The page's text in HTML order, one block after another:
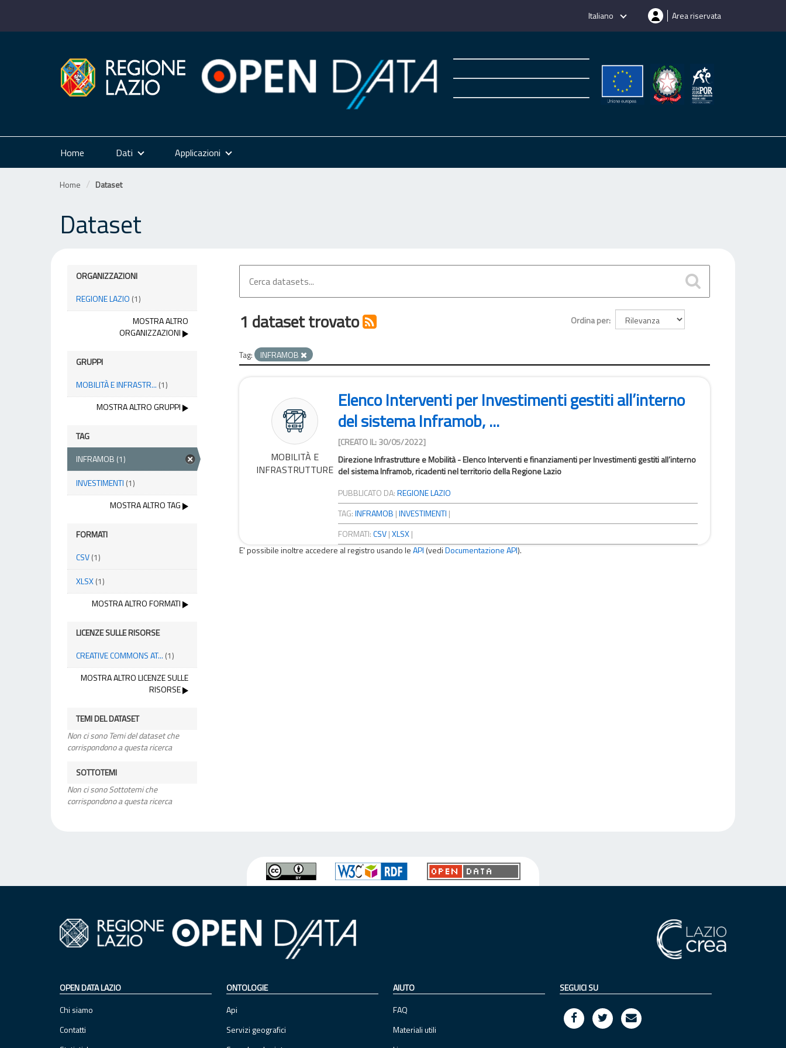
Italiano Area riservata
Home Dati Applicazioni
Home Dataset
Dataset
ORGANIZZAZIONI
REGIONE LAZIO (1)
MOSTRA ALTRO
ORGANIZZAZIONI
GRUPPI
MOBILITÀ E INFRASTR... (1)
MOSTRA ALTRO GRUPPI
TAG
INFRAMOB (1)
INVESTIMENTI (1)
MOSTRA ALTRO TAG
FORMATI
CSV(1)
XLSX(1)
MOSTRA ALTRO FORMATI
LICENZE SULLE RISORSE
CREATIVE COMMONS AT... (1)
MOSTRA ALTRO LICENZE SULLE
RISORSE
TEMI DEL DATASET
Non ci sono Temi del dataset che
corrispondono a questa ricerca
SOTTOTEMI
Non ci sono Sottotemi che
corrispondono a questa ricerca
Ordina per
1 dataset trovato
Tag: INFRAMOB
MOBILITÀ E
INFRASTRUTTURE
Elenco Interventi per Investimenti gestiti all’interno
del sistema Inframob, ...
[CREATO IL: 30/05/2022]
Direzione Infrastrutture e Mobilità - Elenco Interventi e finanziamenti per Investimenti gestiti all’interno
del sistema Inframob, ricadenti nel territorio della Regione Lazio
PUBBLICATO DA:REGIONE LAZIO
TAG:INFRAMOB |INVESTIMENTI |
FORMATI:CSV |XLSX |
E' possibile inoltre accedere al registro usando leAPI (vediDocumentazione API).
OPEN DATA LAZIO
Chi siamo
Contatti
ONTOLOGIE
Api
Servizi geografici
AIUTO
FAQ
Materiali utili
SEGUICI SU